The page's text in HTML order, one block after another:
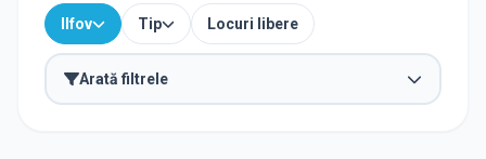
Ilfov Tip Locuri libere
Arată filtrele